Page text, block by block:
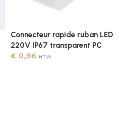
Connecteur rapide ruban LED
220V IP67 transparent PC
€ 0,96 HTVA